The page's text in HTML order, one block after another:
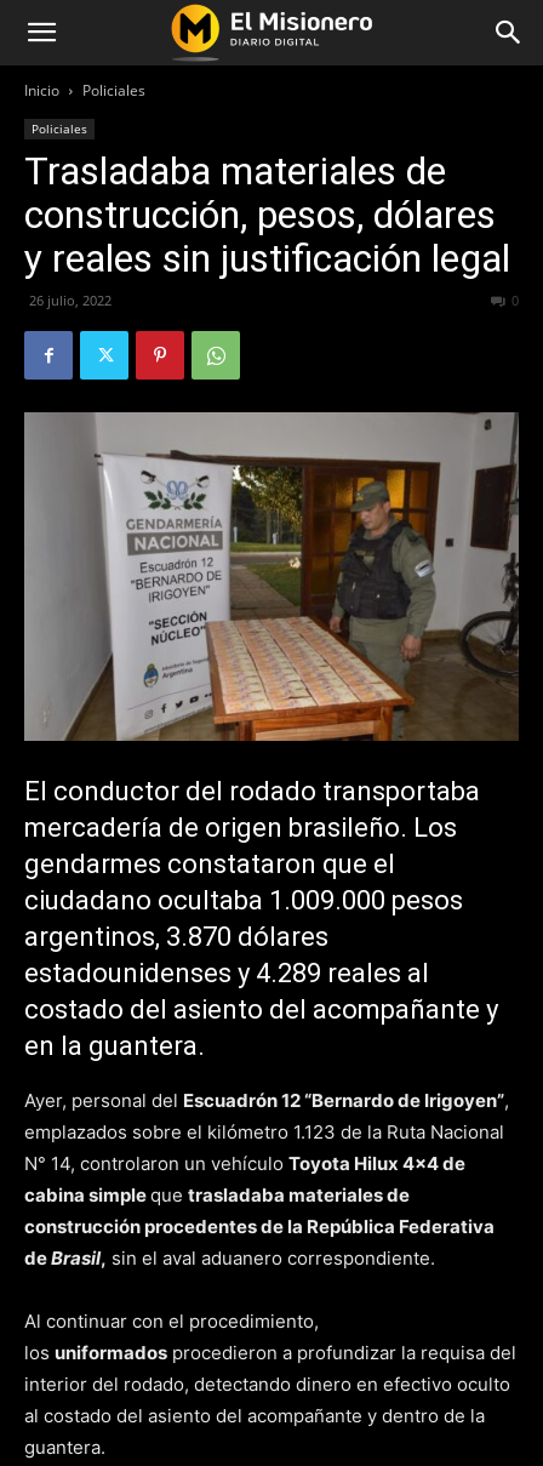
Inicio Policiales
Policiales
Trasladaba materiales de
construcción, pesos, dólares
y reales sin justificación legal
26 julio, 2022 0
El conductor del rodado transportaba
mercadería de origen brasileño. Los
gendarmes constataron que el
ciudadano ocultaba 1.009.000 pesos
argentinos, 3.870 dólares
estadounidenses y 4.289 reales al
costado del asiento del acompañante y
en la guantera.
Ayer, personal del Escuadrón 12 “Bernardo de Irigoyen”,
emplazados sobre el kilómetro 1.123 de la Ruta Nacional
N° 14, controlaron un vehículo Toyota Hilux 4×4 de
cabina simpleque trasladaba materiales de
construcción procedentes de la República Federativa
deBrasil, sin el aval aduanero correspondiente.
Al continuar con el procedimiento,
los uniformados procedieron a profundizar la requisa del
interior del rodado, detectando dinero en efectivo oculto
al costado del asiento del acompañante y dentro de la
guantera.